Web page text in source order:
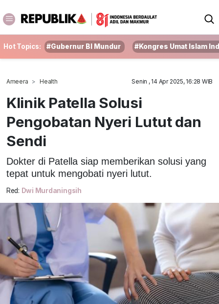
Hot Topics: #Gubernur BI Mundur #Kongres Umat Islam
Ameera Health Senin , 14 Apr 2025, 16:28 WIB
Klinik Patella Solusi
Pengobatan Nyeri Lutut dan
Sendi
Dokter di Patella siap memberikan solusi yang
tepat untuk mengobati nyeri lutut.
Red: Dwi Murdaningsih